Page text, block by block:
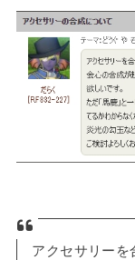
アクセサリーを